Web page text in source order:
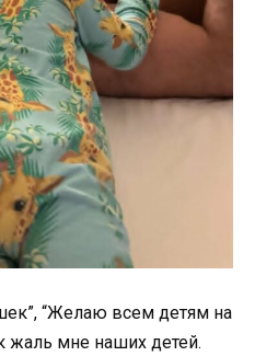
“Желаю всем детям на
жаль мне наших детей.